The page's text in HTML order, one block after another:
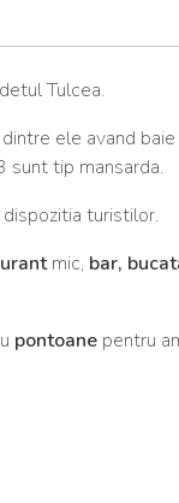
Tulcea.
ele avand
sunt tip mansarda.
turistilor.
mic, bar,
pontoane pentru